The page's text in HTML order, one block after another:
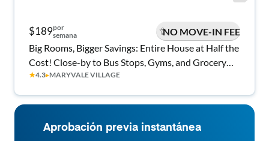
$189por
semana
NO MOVE-IN FEE
Big Rooms, Bigger Savings: Entire House at Half the
Cost! Close-by to Bus Stops, Gyms, and Grocery
Stores!
★4.3▸MARYVALE VILLAGE
Aprobación previa instantánea